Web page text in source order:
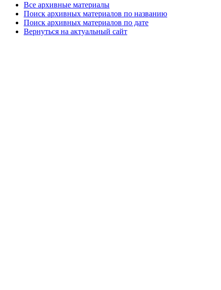
Все архивные материалы
Поиск архивных материалов по названию
Поиск архивных материалов по дате
Вернуться на актуальный сайт